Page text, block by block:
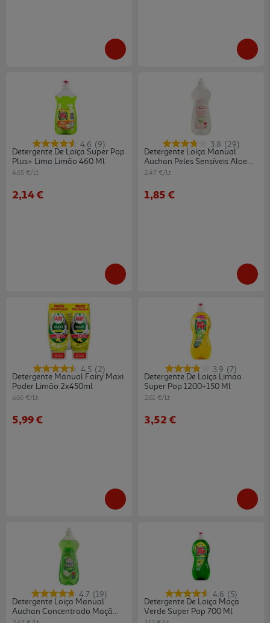
4.6 (9)
Detergente De Loiça Super Pop
Plus+ Lima Limão 460 Ml
4.65 €/Lt
2,14 €
3.8 (29)
Detergente Loiça Manual
Auchan Peles Sensíveis Aloe
Vera 750ml
2.47 €/Lt
1,85 €
4.5 (2)
Detergente Manual Fairy Maxi
Poder Limão 2x450ml
6.66 €/Lt
5,99 €
3.9 (7)
Detergente De Loiça Limao
Super Pop 1200+150 Ml
2.61 €/Lt
3,52 €
4.7 (19)
Detergente Loiça Manual
Auchan Concentrado Maçã
750ml
4.6 (5)
Detergente De Loiça Maça
Verde Super Pop 700 Ml